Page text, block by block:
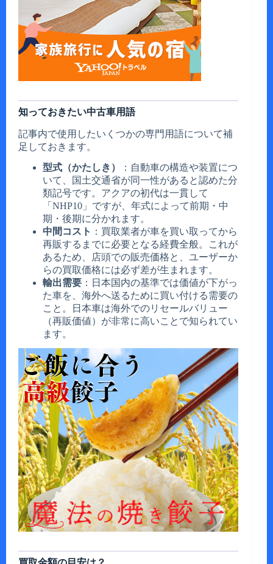
知っておきたい中古車用語
記事内で使用したいくつかの専門用語について補
足しておきます。
型式（かたしき）
：自動車の構造や装置につ
いて、国土交通省が同一性があると認めた分
類記号です。アクアの初代は一貫して
「NHP10」ですが、年式によって前期・中
期・後期に分かれます。
中間コスト ：買取業者が車を買い取ってから
再販するまでに必要となる経費全般。これが
あるため、店頭での販売価格と、ユーザーか
らの買取価格には必ず差が生まれます。
輸出需要 ：日本国内の基準では価値が下がっ
た車を、海外へ送るために買い付ける需要の
こと。日本車は海外でのリセールバリュー
（再販価値）が非常に高いことで知られてい
ます。